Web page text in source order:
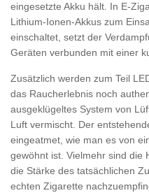
eingesetzte Akku hält. In E-
Lithium-Ionen-Akkus zum
einschaltet, setzt der
Geräten verbunden mit einer
Zusätzlich werden zum Teil
das Raucherlebnis noch
ausgeklügeltes System von
Luft vermischt. Der
eingeatmet, wie man es von
gewöhnt ist. Vielmehr sind die
die Stärke des tatsächlichen
echten Zigarette